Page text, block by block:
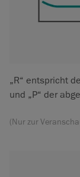
„R“ entspricht
und „P“ der
(Nur zur